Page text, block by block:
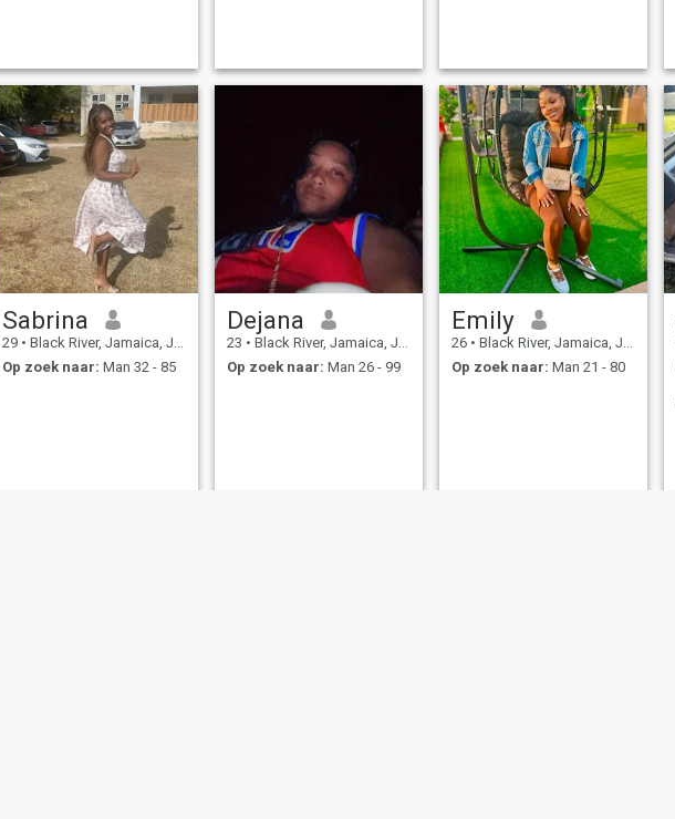
someone else and looking for
a s
Sabrina
29 • Black River, Jamaica, Jamaica
Op zoek naar: Man 32 - 85
Dejana
23 • Black River, Jamaica, Jamaica
Op zoek naar: Man 26 - 99
Emily
26 • Black River, Jamaica, Jamaica
Op zoek naar: Man 21 - 80